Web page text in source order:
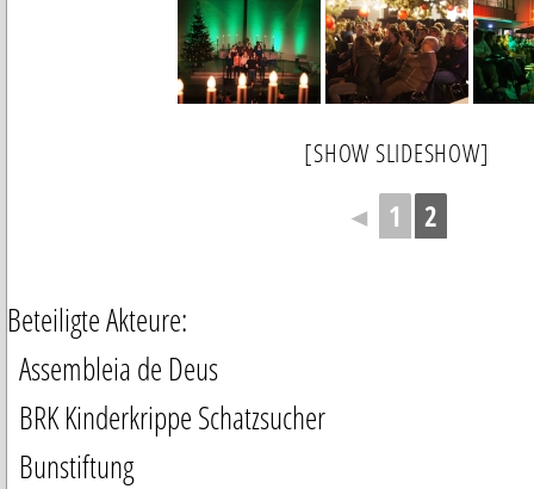
[SHOW SLIDESHOW]
◄ 1 2
Beteiligte Akteure:
Assembleia de Deus
BRK Kinderkrippe Schatzsucher
Bunstiftung